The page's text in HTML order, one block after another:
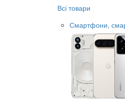
Всі товари
Смартфони,